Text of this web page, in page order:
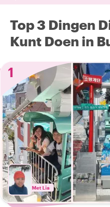
Top 3 Dingen
Kunt Doen in
1
Met Lia